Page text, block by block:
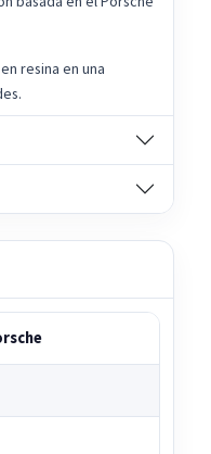
resina en una